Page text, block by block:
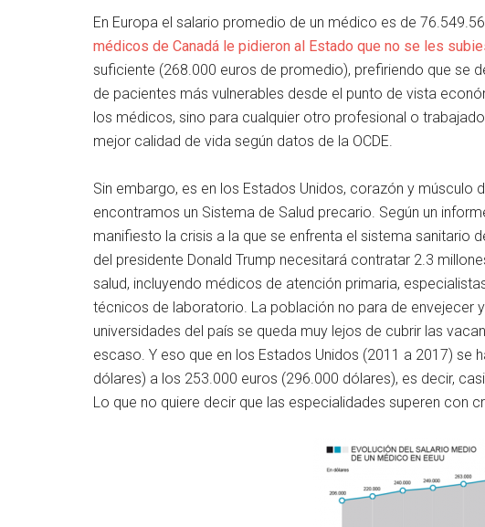
En Europa el salario promedio de un médico es de
médicos de Canadá le pidieron al Estado que no se les
suficiente (268.000 euros de promedio), prefiriendo que se
de pacientes más vulnerables desde el punto de vista
los médicos, sino para cualquier otro profesional o
mejor calidad de vida según datos de la OCDE.
Sin embargo, es en los Estados Unidos, corazón y
encontramos un Sistema de Salud precario. Según un
manifiesto la crisis a la que se enfrenta el sistema sanitario
del presidente Donald Trump necesitará contratar 2.3
salud, incluyendo médicos de atención primaria,
técnicos de laboratorio. La población no para de envejecer
universidades del país se queda muy lejos de cubrir las
escaso. Y eso que en los Estados Unidos (2011 a 2017) se
dólares) a los 253.000 euros (296.000 dólares), es decir,
Lo que no quiere decir que las especialidades superen con